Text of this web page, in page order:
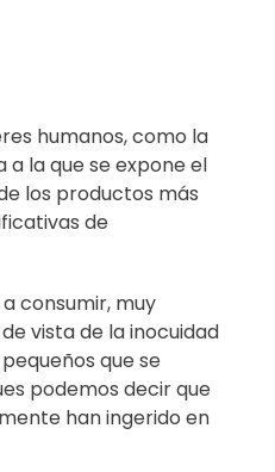
humanos, como la
la que se expone el
los productos más
de
consumir, muy
vista de la inocuidad
que se
podemos decir que
han ingerido en